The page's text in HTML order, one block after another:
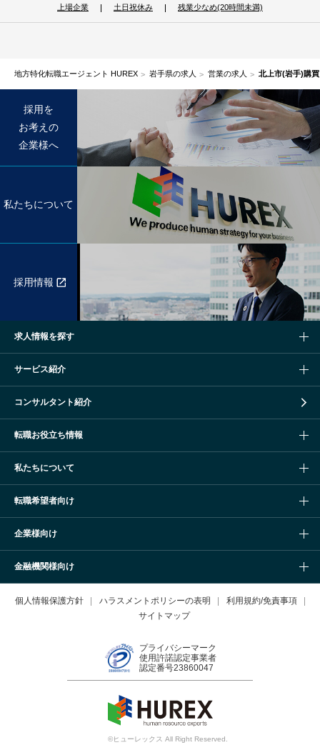
上場企業
土日祝休み 残業少なめ(20時間未満)
地方特化転職エージェント HUREX 岩手県の求人 営業の求人 北上市(岩手)購
採用情報
私たちについて
採用を
お考えの
企業様へ
求人情報を探す
サービス紹介
コンサルタント紹介
転職お役立ち情報
私たちについて
転職希望者向け
企業様向け
金融機関様向け
©ヒューレックス All Right Reserved.
プライバシーマーク
使用許諾認定事業者
認定番号23860047
個人情報保護方針 ハラスメントポリシーの表明
利用規約/免責事項
サイトマップ